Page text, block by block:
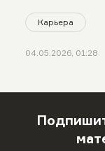
Карьера
04.05.2026, 01:28